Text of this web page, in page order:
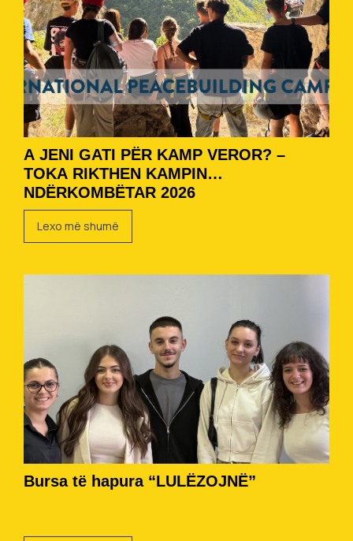
A JENI GATI PËR KAMP VEROR? –
TOKA RIKTHEN KAMPIN
NDËRKOMBËTAR 2026
Lexo më shumë
Bursa të hapura “LULËZOJNË”